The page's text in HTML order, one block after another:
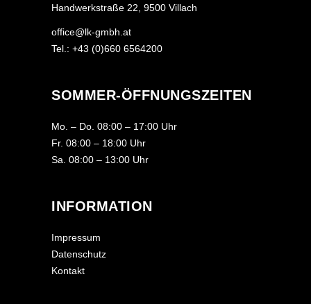
Handwerkstraße 22, 9500 Villach
office@lk-gmbh.at
Tel.: +43 (0)660 6564200
SOMMER-ÖFFNUNGSZEITEN
Mo. – Do. 08:00 – 17:00 Uhr
Fr. 08:00 – 18:00 Uhr
Sa. 08:00 – 13:00 Uhr
INFORMATION
Impressum
Datenschutz
Kontakt